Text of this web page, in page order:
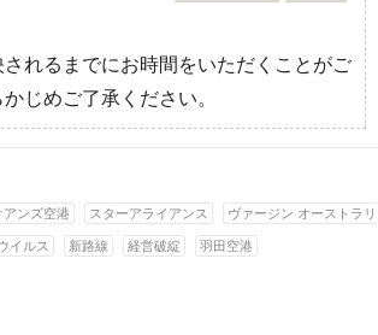
れるまでにお時間をいただくことがご
じめご了承ください。
アンズ空港 スターアライアンス ヴァージン オーストラリ
イルス 新路線 経営破綻 羽田空港